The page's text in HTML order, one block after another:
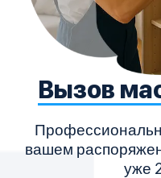
Вызов
вашем
уже